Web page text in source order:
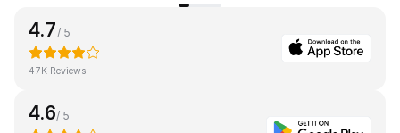
4.7 / 5
47K Reviews
4.6/ 5